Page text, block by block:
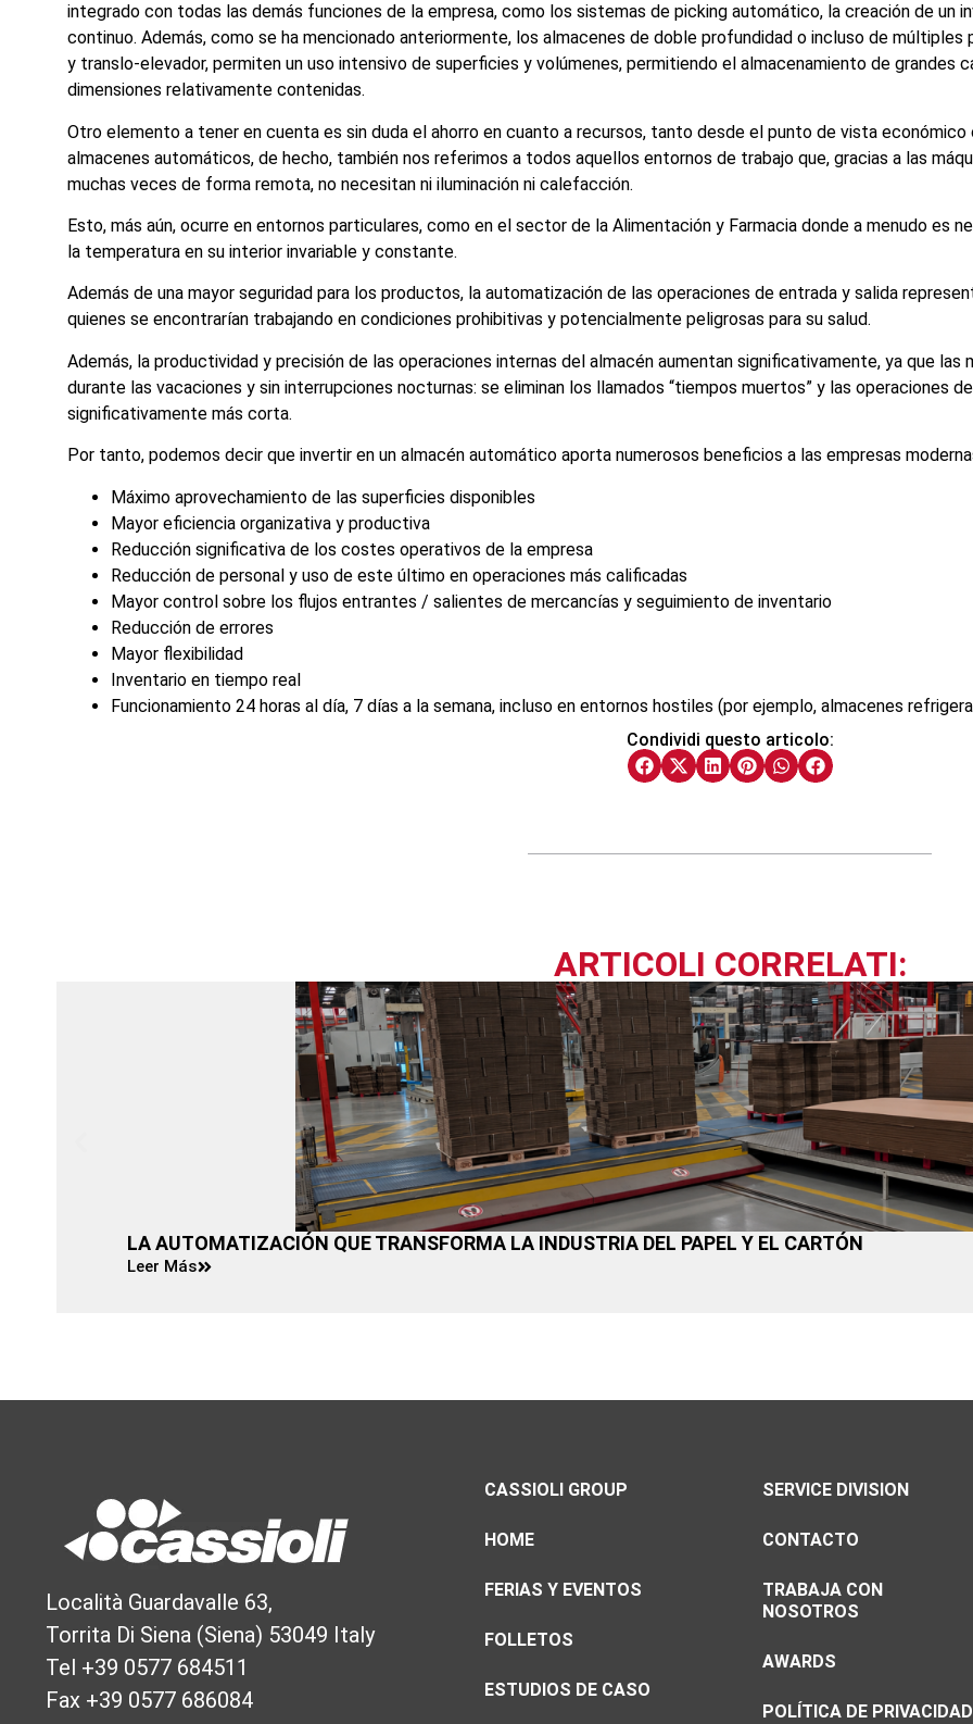
integrado con todas las demás funciones de la empresa, como los sistemas de picking automático, la creación de un
continuo. Además, como se ha mencionado anteriormente, los almacenes de doble profundidad o incluso de
y translo-elevador, permiten un uso intensivo de superficies y volúmenes, permitiendo el almacenamiento de grandes
dimensiones relativamente contenidas.
Otro elemento a tener en cuenta es sin duda el ahorro en cuanto a recursos, tanto desde el punto de vista económico
almacenes automáticos, de hecho, también nos referimos a todos aquellos entornos de trabajo que, gracias a las
muchas veces de forma remota, no necesitan ni iluminación ni calefacción.
Esto, más aún, ocurre en entornos particulares, como en el sector de la Alimentación y Farmacia donde a menudo es
la temperatura en su interior invariable y constante.
Además de una mayor seguridad para los productos, la automatización de las operaciones de entrada y salida
quienes se encontrarían trabajando en condiciones prohibitivas y potencialmente peligrosas para su salud.
Además, la productividad y precisión de las operaciones internas del almacén aumentan significativamente, ya que las
durante las vacaciones y sin interrupciones nocturnas: se eliminan los llamados “tiempos muertos” y las operaciones
significativamente más corta.
Por tanto, podemos decir que invertir en un almacén automático aporta numerosos beneficios a las empresas
Máximo aprovechamiento de las superficies disponibles
Mayor eficiencia organizativa y productiva
Reducción significativa de los costes operativos de la empresa
Reducción de personal y uso de este último en operaciones más calificadas
Mayor control sobre los flujos entrantes / salientes de mercancías y seguimiento de inventario
Reducción de errores
Mayor flexibilidad
Inventario en tiempo real
Funcionamiento 24 horas al día, 7 días a la semana, incluso en entornos hostiles (por ejemplo, almacenes
Condividi questo articolo:
ARTICOLI CORRELATI:
LA AUTOMATIZACIÓN QUE TRANSFORMA LA INDUSTRIA DEL PAPEL Y EL CARTÓN
Leer Más
Località Guardavalle 63,
Torrita Di Siena (Siena) 53049 Italy
Tel +39 0577 684511
Fax +39 0577 686084
CASSIOLI GROUP
HOME
FERIAS Y EVENTOS
FOLLETOS
ESTUDIOS DE CASO
SERVICE DIVISION
CONTACTO
TRABAJA CON
NOSOTROS
AWARDS
POLÍTICA DE PRIVACIDAD